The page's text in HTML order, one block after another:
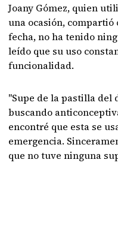
Joany Gómez, quien
una ocasión, compartió
fecha, no ha tenido
leído que su uso
funcionalidad.
"Supe de la pastilla del
buscando
encontré que esta se
emergencia.
que no tuve ninguna